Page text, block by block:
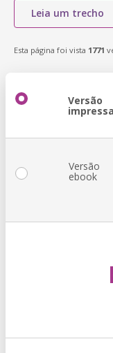
Leia um trecho
Esta página foi vista 1771
Versão
impressa
Versão
ebook